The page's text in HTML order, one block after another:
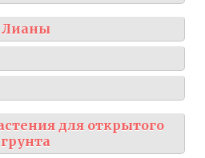
Лианы
для открытого
грунта